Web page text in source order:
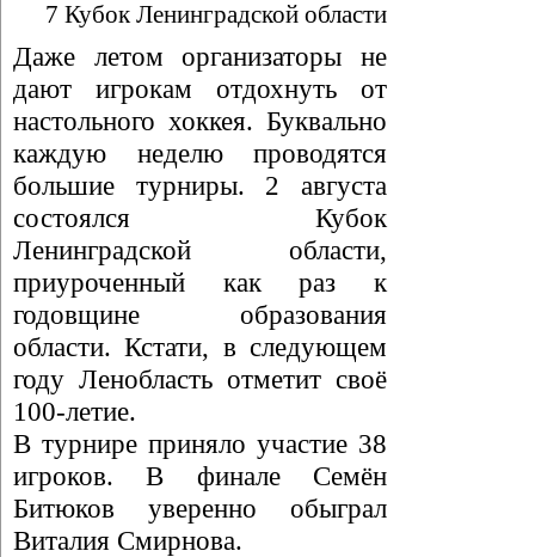
7 Кубок Ленинградской области
Даже летом организаторы не
дают игрокам отдохнуть от
настольного хоккея. Буквально
каждую неделю проводятся
большие турниры. 2 августа
состоялся Кубок
Ленинградской области,
приуроченный как раз к
годовщине образования
области. Кстати, в следующем
году Ленобласть отметит своё
100-летие.
В турнире приняло участие 38
игроков. В финале Семён
Битюков уверенно обыграл
Виталия Смирнова.